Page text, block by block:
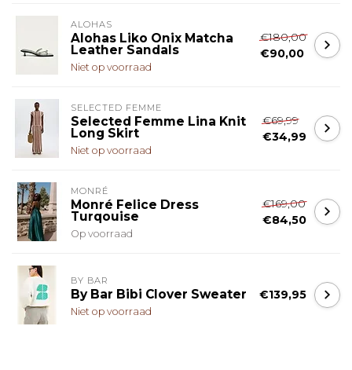
ALOHAS
Alohas Liko Onix Matcha
Leather Sandals
Niet op voorraad
€180,00
€90,00
SELECTED FEMME
Selected Femme Lina Knit
Long Skirt
Niet op voorraad
€69,99
€34,99
MONRÉ
Monré Felice Dress
Turqouise
Op voorraad
€169,00
€84,50
BY BAR
By Bar Bibi Clover Sweater
Niet op voorraad
€139,95